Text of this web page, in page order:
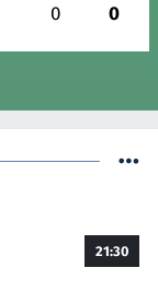
0 0
21:30